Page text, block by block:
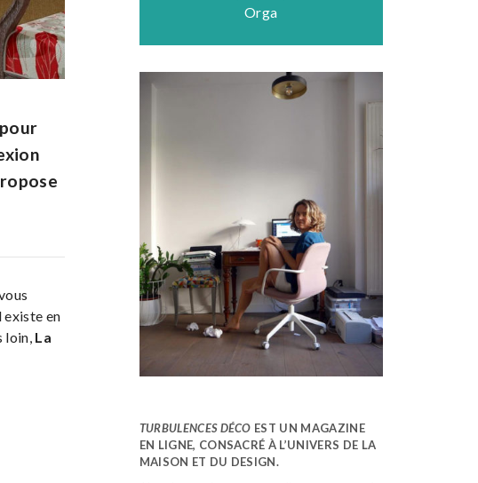
existe en
loin, La
Orga
TURBULENCES DÉCO EST UN MAGAZINE
EN LIGNE, CONSACRÉ À L’UNIVERS DE LA
MAISON ET DU DESIGN.